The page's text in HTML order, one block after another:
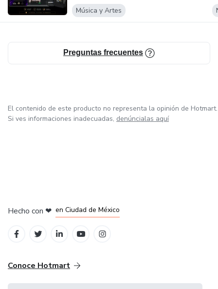
Música y Artes
Preguntas frecuentes
El contenido de este producto no representa la opinión de Hotmart.
Si ves informaciones inadecuadas, denúncialas aquí
Hecho con ❤ en Ciudad de México
Conoce Hotmart